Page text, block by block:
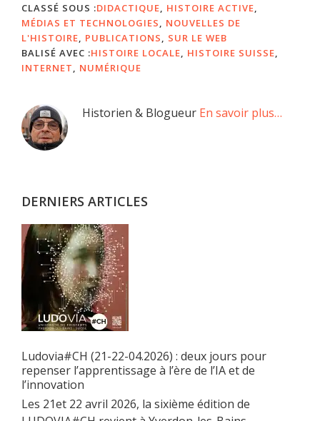
CLASSÉ SOUS :DIDACTIQUE HISTOIRE ACTIVE
MÉDIAS ET TECHNOLOGIES
NOUVELLES DE
L'HISTOIRE
PUBLICATIONS
SUR LE WEB
BALISÉ AVEC :HISTOIRE LOCALE HISTOIRE SUISSE
INTERNET
NUMÉRIQUE
Barre
latérale
Historien & Blogueur En savoir plus…
DERNIERS ARTICLES
Ludovia#CH (21-22-04.2026) : deux jours pour
repenser l’apprentissage à l’ère de l’IA et de
l’innovation
Les 21et 22 avril 2026, la sixième édition de